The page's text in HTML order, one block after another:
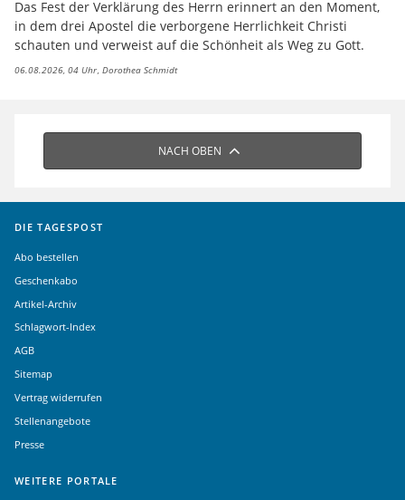
Das Fest der Verklärung des Herrn erinnert an den Moment,
in dem drei Apostel die verborgene Herrlichkeit Christi
schauten und verweist auf die Schönheit als Weg zu Gott.
06.08.2026, 04 Uhr Dorothea Schmidt
NACH OBEN
DIE TAGESPOST
Abo bestellen
Geschenkabo
Artikel-Archiv
Schlagwort-Index
AGB
Sitemap
Vertrag widerrufen
Stellenangebote
Presse
WEITERE PORTALE